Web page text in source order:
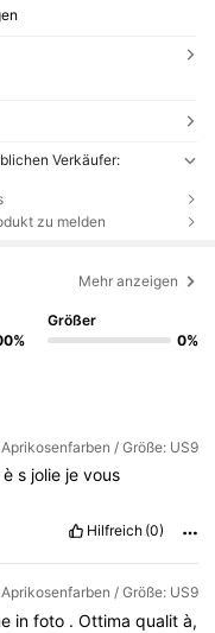
Verkäufer:
zu melden
Mehr anzeigen
Größer
0%
/ Größe: US9
è s jolie je vous
Hilfreich (0)
/ Größe: US9
in foto . Ottima qualit à,